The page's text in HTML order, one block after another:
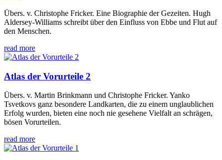
Übers. v. Christophe Fricker. Eine Biographie der Gezeiten. Hugh
Aldersey-Williams schreibt über den Einfluss von Ebbe und Flut auf
den Menschen.
read more
Atlas der Vorurteile 2
Übers. v. Martin Brinkmann und Christophe Fricker. Yanko
Tsvetkovs ganz besondere Landkarten, die zu einem unglaublichen
Erfolg wurden, bieten eine noch nie gesehene Vielfalt an schrägen,
bösen Vorurteilen.
read more